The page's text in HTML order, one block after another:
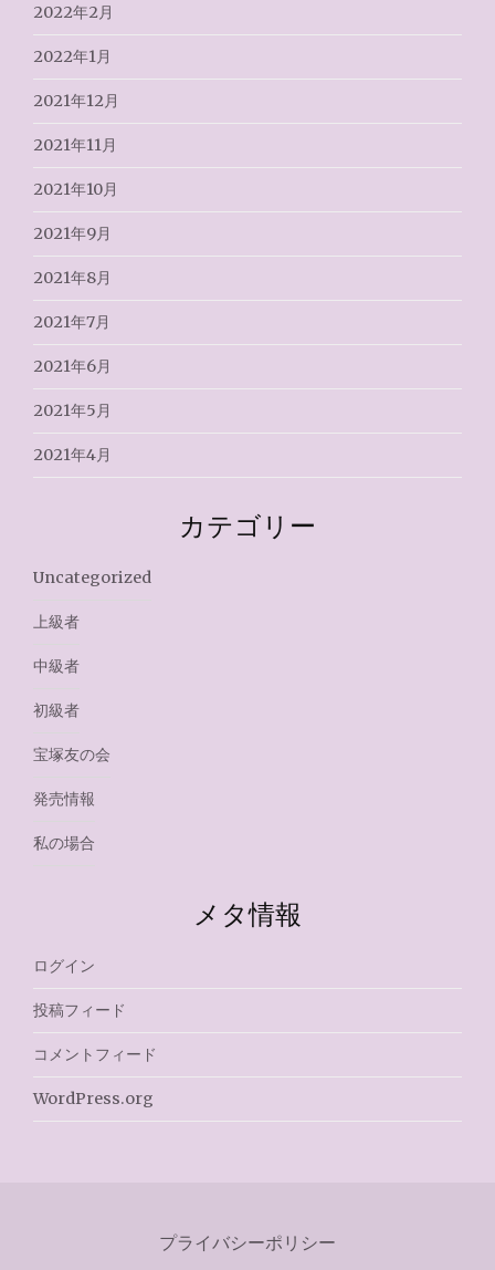
2022年2月
2022年1月
2021年12月
2021年11月
2021年10月
2021年9月
2021年8月
2021年7月
2021年6月
2021年5月
2021年4月
カテゴリー
Uncategorized
上級者
中級者
初級者
宝塚友の会
発売情報
私の場合
メタ情報
ログイン
投稿フィード
コメントフィード
WordPress.org
プライバシーポリシー